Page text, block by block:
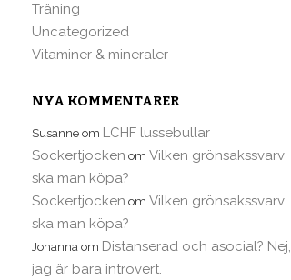
Träning
Uncategorized
Vitaminer & mineraler
NYA KOMMENTARER
Susanne om LCHF lussebullar
Sockertjocken om Vilken grönsakssvarv
ska man köpa?
Sockertjocken om Vilken grönsakssvarv
ska man köpa?
Johanna om Distanserad och asocial? Nej,
jag är bara introvert.